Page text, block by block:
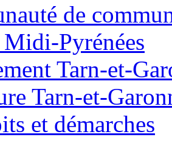
de
Pyrénées
Tarn-et-
Tarn-et-
et démarches